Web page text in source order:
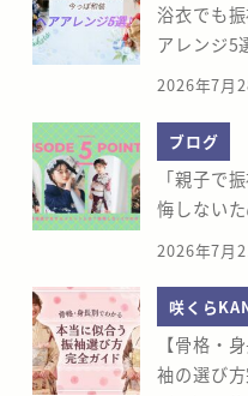
浴衣でも
アレンジ5
2026年7月
ブログ
「親子で
悔しない
2026年7月
咲くら
【骨格・
袖の選び